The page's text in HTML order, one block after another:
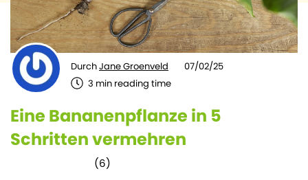
DurchJane Groenveld
07/02/25
3 min reading time
Eine Bananenpflanze in 5
Schritten vermehren
(6)